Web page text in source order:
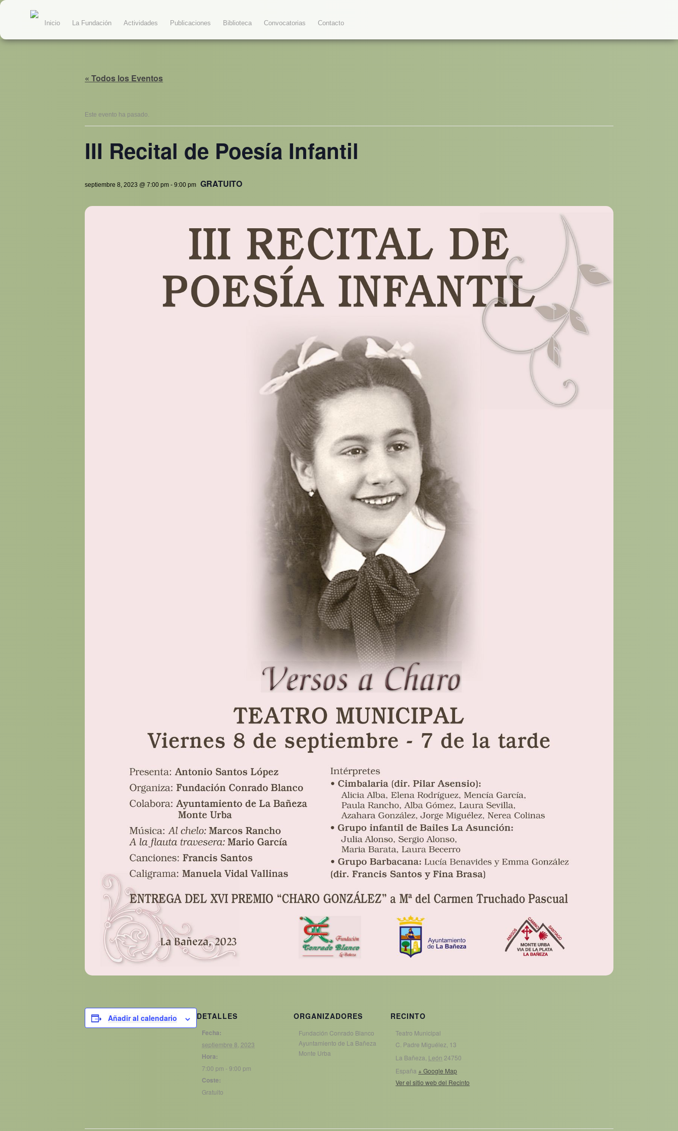
Inicio La Fundación Actividades Publicaciones Biblioteca Convocatorias Contacto
« Todos los Eventos
Este evento ha pasado.
III Recital de Poesía Infantil
septiembre 8, 2023 @ 7:00 pm -9:00 pm GRATUITO
Añadir al calendario DETALLES
Fecha:
septiembre 8, 2023
Hora:
7:00 pm - 9:00 pm
Coste:
Gratuito
ORGANIZADORES
Fundación Conrado Blanco
Ayuntamiento de La Bañeza
Monte Urba
RECINTO
Teatro Municipal
C. Padre Miguélez, 13
La Bañeza León 24750
España + Google Map
Ver el sitio web del Recinto